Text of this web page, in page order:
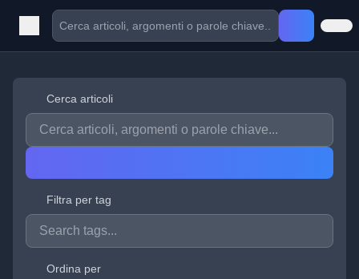
Cerca articoli
Filtra per tag
Ordina per